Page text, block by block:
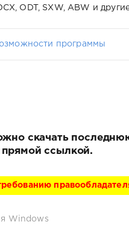
ODT, SXW, ABW и
программы
скачать
ссылкой.
Windows